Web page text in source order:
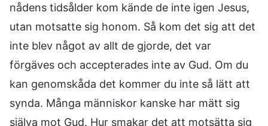
nådens tidsålder kom kände de inte igen Jesus,
utan motsatte sig honom. Så kom det sig att det
inte blev något av allt de gjorde, det var
förgäves och accepterades inte av Gud. Om du
kan genomskåda det kommer du inte så lätt att
synda. Många människor kanske har mätt sig
själva mot Gud. Hur smakar det att motsätta sig